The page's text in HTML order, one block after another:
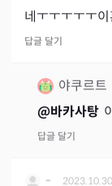
네ㅜㅜㅜㅜㅜ
답글 달기
야쿠르트
@바카사탕
답글 달기
- 2023.10.30